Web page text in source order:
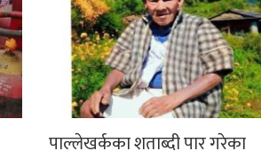
पाल्लेखर्कका शताब्दी पार गरेका